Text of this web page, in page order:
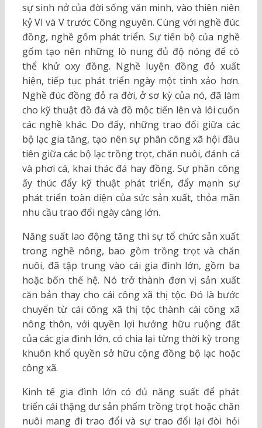
sự sinh nở của đời sống văn minh, vào thiên niên
kỷ VI và V trước Công nguyên. Cùng với nghề đúc
đồng, nghề gốm phát triển. Sự tiến bộ của nghề
gốm tạo nên những lò nung đủ độ nóng để có
thể khử oxy đồng. Nghề luyện đồng đỏ xuất
hiện, tiếp tục phát triển ngày một tinh xảo hơn.
Nghề đúc đồng đỏ ra đời, ở sơ kỳ của nó, đã làm
cho kỹ thuật đồ đá và đồ mộc tiến lên và lôi cuốn
các nghề khác. Do đấy, những trao đổi giữa các
bộ lạc gia tăng, tạo nên sự phân công xã hội đầu
tiên giữa các bộ lạc trồng trọt, chăn nuôi, đánh cá
và phơi cá, khai thác đá hay đồng. Sự phân công
ấy thúc đẩy kỹ thuật phát triển, đẩy mạnh sự
phát triển toàn diện của sức sản xuất, thỏa mãn
nhu cầu trao đổi ngày càng lớn.
Năng suất lao động tăng thì sự tổ chức sản xuất
trong nghề nông, bao gồm trồng trọt và chăn
nuôi, đã tập trung vào cái gia đình lớn, gồm ba
hoặc bốn thế hệ. Nó trở thành đơn vị sản xuất
căn bản thay cho cái công xã thị tộc. Đó là bước
chuyển từ cái công xã thị tộc thành cái công xã
nông thôn, với quyền lợi hưởng hữu ruộng đất
của các gia đình lớn, có chia lại từng thời kỳ trong
khuôn khổ quyền sở hữu cộng đồng bộ lạc hoặc
công xã.
Kinh tế gia đình lớn có đủ năng suất để phát
triển cái thặng dư sản phẩm trồng trọt hoặc chăn
nuôi mang đi trao đổi và sự trao đổi lại đòi hỏi